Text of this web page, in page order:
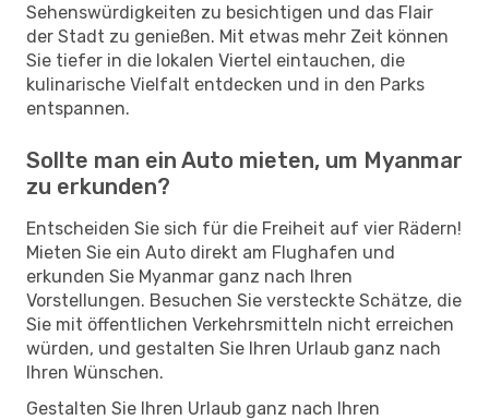
Sehenswürdigkeiten zu besichtigen und das Flair
der Stadt zu genießen. Mit etwas mehr Zeit können
Sie tiefer in die lokalen Viertel eintauchen, die
kulinarische Vielfalt entdecken und in den Parks
entspannen.
Sollte man ein Auto mieten, um Myanmar
zu erkunden?
Entscheiden Sie sich für die Freiheit auf vier Rädern!
Mieten Sie ein Auto direkt am Flughafen und
erkunden Sie Myanmar ganz nach Ihren
Vorstellungen. Besuchen Sie versteckte Schätze, die
Sie mit öffentlichen Verkehrsmitteln nicht erreichen
würden, und gestalten Sie Ihren Urlaub ganz nach
Ihren Wünschen.
Gestalten Sie Ihren Urlaub ganz nach Ihren